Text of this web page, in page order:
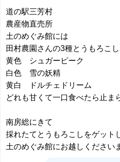
道の駅三芳村
農産物直売所
土のめぐみ館には
田村農園さんの3種とうもろこ
黄色 シュガーピーク
白色 雪の妖精
黄白 ドルチェドリーム
どれも甘くて一口食べたら止ま
南房総にきて
採れたてとうもろこしをゲット
土のめぐみ館にお越しください